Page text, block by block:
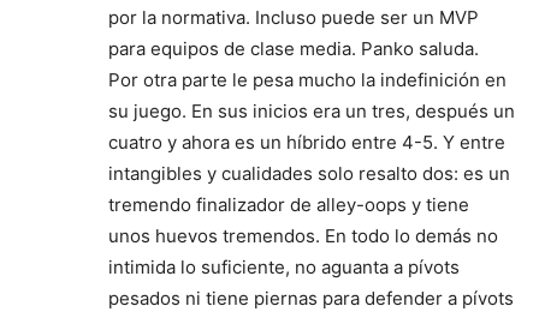
por la normativa. Incluso puede ser un MVP
para equipos de clase media. Panko saluda.
Por otra parte le pesa mucho la indefinición en
su juego. En sus inicios era un tres, después un
cuatro y ahora es un híbrido entre 4-5. Y entre
intangibles y cualidades solo resalto dos: es un
tremendo finalizador de alley-oops y tiene
unos huevos tremendos. En todo lo demás no
intimida lo suficiente, no aguanta a pívots
pesados ni tiene piernas para defender a pívots